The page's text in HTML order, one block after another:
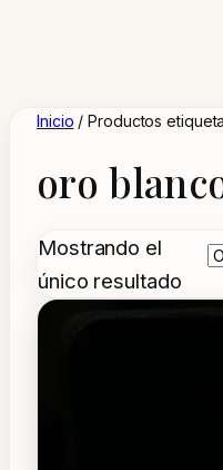
Inicio / Productos
oro
Mostrando el
único resultado